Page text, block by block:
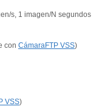
s, 1 imagen/N segundos
con CámaraFTP VSS)
VSS)